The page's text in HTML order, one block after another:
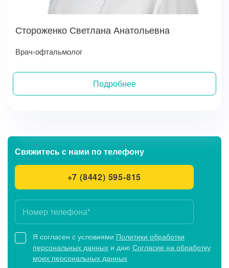
Стороженко Светлана Анатольевна
Врач-офтальмолог
Записаться на приемПодробнее
Свяжитесь с нами по телефону
+7 (8442) 595-815
Я согласен с условиями Политики обработки
персональных данных и даю Согласие на обработку
моих персональных данных